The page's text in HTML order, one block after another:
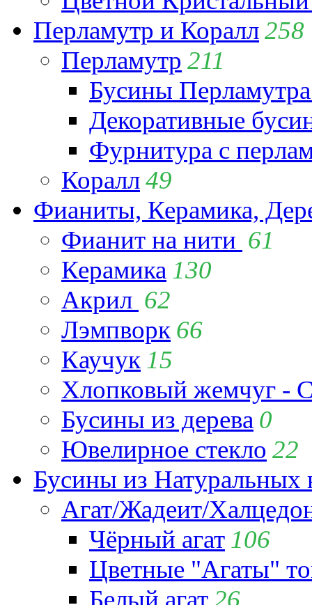
Перламутр и Коралл258
Перламутр 211
Бусины
Декоративные
Фурнитура с
Коралл49
Фианиты, Керамика,
Фианит на нити 61
Керамика 130
Акрил 62
Лэмпворк 66
Каучук 15
Хлопковый жемчуг -
Бусины из дерева 0
Ювелирное стекло 22
Бусины из Натуральных
Агат/Жадеит/
Чёрный агат 106
Цветные "Агаты"
Белый агат 26